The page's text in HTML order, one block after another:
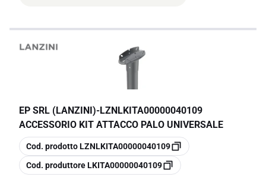
EP SRL (LANZINI)-LZNLKITA00000040109
ACCESSORIO KIT ATTACCO PALO UNIVERSALE
copia
Cod. prodottoLZNLKITA00000040109
copia
Cod. produttoreLKITA00000040109